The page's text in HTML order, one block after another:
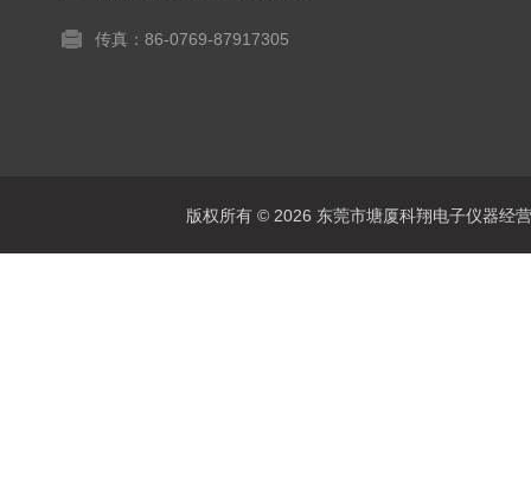
传真：86-0769-87917305
版权所有 © 2026 东莞市塘厦科翔电子仪器